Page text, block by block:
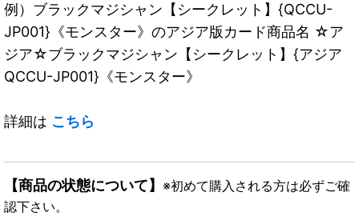
例）ブラックマジシャン【シークレット】{QCCU-
JP001}《モンスター》のアジア版カード商品名 ☆ア
ジア☆ブラックマジシャン【シークレット】{アジア
QCCU-JP001}《モンスター》
詳細は こちら
【商品の状態について】 ※初めて購入される方は必ずご確
認下さい。